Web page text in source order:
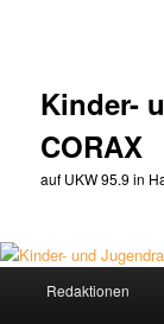
Kinder-
CORAX
auf UKW 95.9 in
Redaktionen